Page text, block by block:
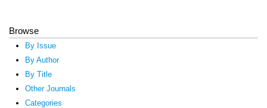
Browse
By Issue
By Author
By Title
Other Journals
Categories